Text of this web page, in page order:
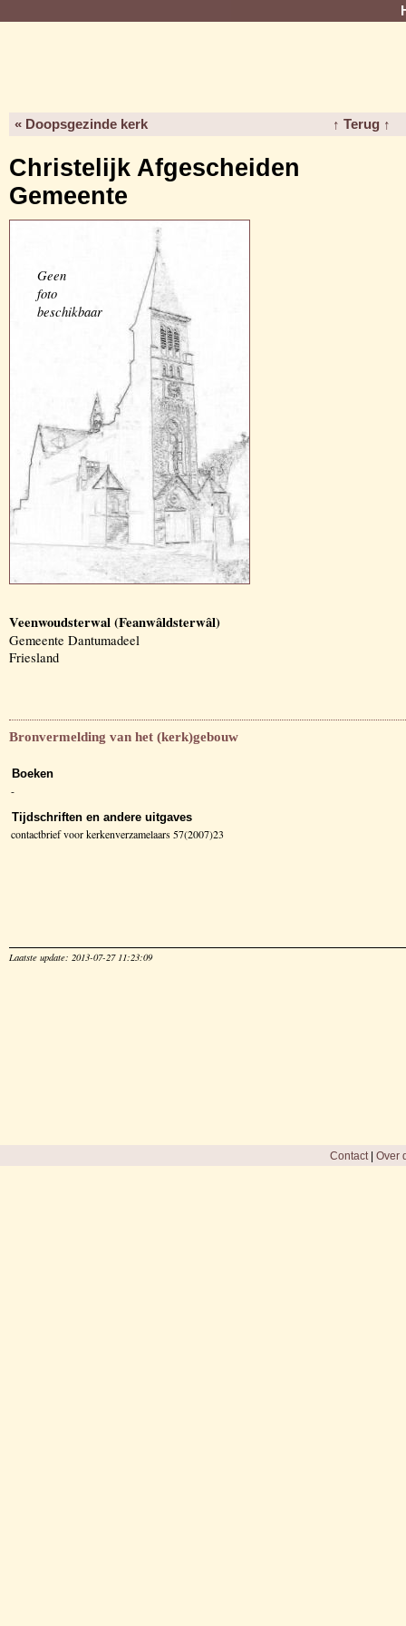
« Doopsgezinde kerk ↑ Terug ↑
Christelijk Afgescheiden
Gemeente
Geen
foto
beschikbaar
Veenwoudsterwal (Feanwâldsterwâl)
Gemeente Dantumadeel
Friesland
Bronvermelding van het (kerk)gebouw
Boeken
-
Tijdschriften en andere uitgaves
contactbrief voor kerkenverzamelaars 57(2007)23
Laatste update: 2013-07-27 11:23:09
Contact| Over